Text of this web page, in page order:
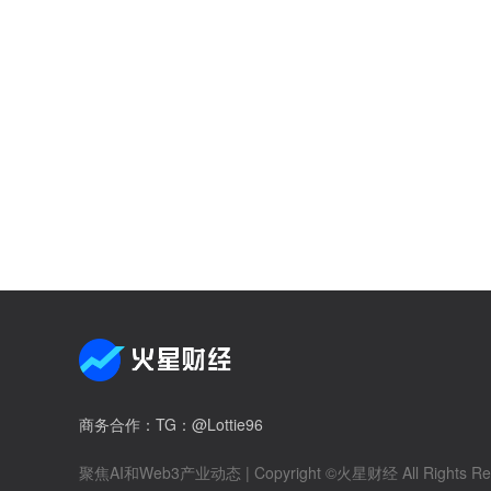
商务合作 ：TG：@Lottie96
聚焦AI和Web3产业动态 | Copyright ©火星财经 All Rights